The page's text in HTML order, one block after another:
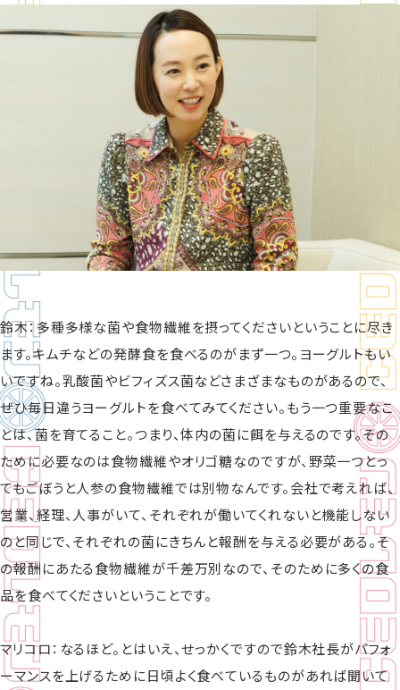
鈴木：多種多様な菌や食物繊維を摂ってくださいということに尽き
ます。キムチなどの発酵食を食べるのがまず一つ。ヨーグルトもい
いですね。乳酸菌やビフィズス菌などさまざまなものがあるので、
ぜひ毎日違うヨーグルトを食べてみてください。もう一つ重要なこ
とは、菌を育てること。つまり、体内の菌に餌を与えるのです。その
ために必要なのは食物繊維やオリゴ糖なのですが、野菜一つとっ
てもごぼうと人参の食物繊維では別物なんです。会社で考えれば、
営業、経理、人事がいて、それぞれが働いてくれないと機能しない
のと同じで、それぞれの菌にきちんと報酬を与える必要がある。そ
の報酬にあたる食物繊維が千差万別なので、そのために多くの食
品を食べてくださいということです。
マリコロ：なるほど。とはいえ、せっかくですので鈴木社長がパフォ
ーマンスを上げるために日頃よく食べているものがあれば聞いて